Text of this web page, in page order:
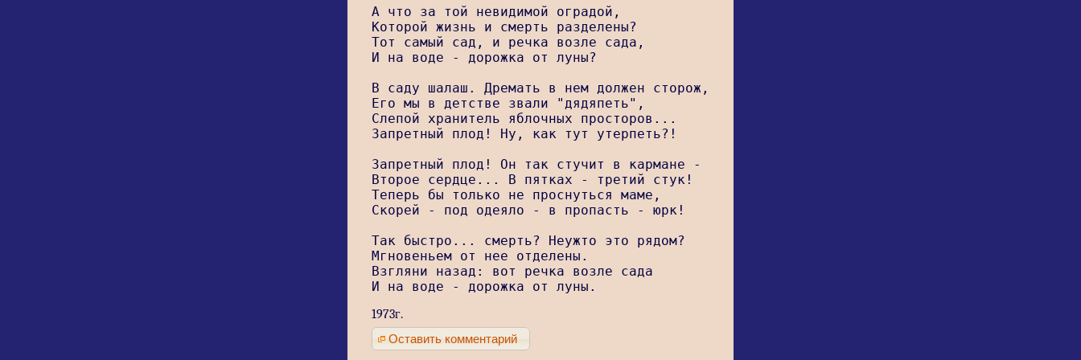
А что за той невидимой оградой,
Которой жизнь и смерть разделены?
Тот самый сад, и речка возле сада,
И на воде - дорожка от луны?
В саду шалаш. Дремать в нем должен сторож,
Его мы в детстве звали "дядяпеть",
Слепой хранитель яблочных просторов...
Запретный плод! Ну, как тут утерпеть?!
Запретный плод! Он так стучит в кармане -
Второе сердце... В пятках - третий стук!
Теперь бы только не проснуться маме,
Скорей - под одеяло - в пропасть - юрк!
Так быстро... смерть? Неужто это рядом?
Мгновеньем от нее отделены.
Взгляни назад: вот речка возле сада
И на воде - дорожка от луны.
1973г.
Оставить комментарий